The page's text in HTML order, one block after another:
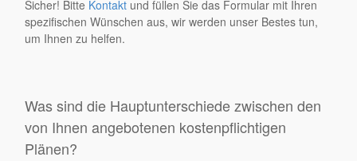
Sicher! Bitte Kontakt und füllen Sie das Formular mit Ihren
spezifischen Wünschen aus, wir werden unser Bestes tun,
um Ihnen zu helfen.
Was sind die Hauptunterschiede zwischen den
von Ihnen angebotenen kostenpflichtigen
Plänen?